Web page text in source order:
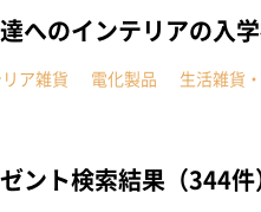
へのインテリアの入
ア雑貨 電化製品 生活雑貨
ント検索結果（344件